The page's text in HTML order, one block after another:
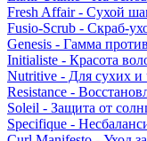
Fresh Affair - Сухой
Fusio-Scrub - Скраб-
Genesis - Гамма
Initialiste - Красота
Nutritive - Для сухих и
Resistance -
Soleil - Защита от
Specifique -